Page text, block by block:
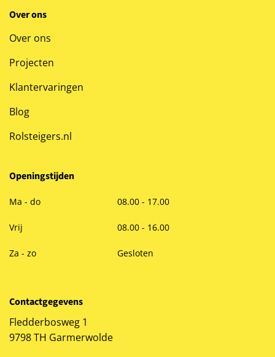
Over ons
Over ons
Projecten
Klantervaringen
Blog
Rolsteigers.nl
Openingstijden
Ma - do 08.00 - 17.00
Vrij 08.00 - 16.00
Za - zo Gesloten
Contactgegevens
Fledderbosweg 1
9798 TH Garmerwolde